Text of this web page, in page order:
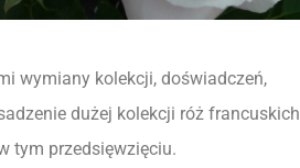
wymiany kolekcji, doświadczeń,
dużej kolekcji róż francuskich
tym przedsięwzięciu.